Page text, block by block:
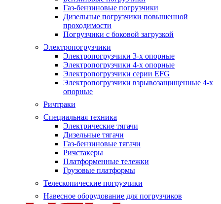
Газ-бензиновые погрузчики
Дизельные погрузчики повышенной
проходимости
Погрузчики с боковой загрузкой
Электропогрузчики
Электропогрузчики 3-х опорные
Электропогрузчики 4-х опорные
Электропогрузчики серии EFG
Электропогрузчики взрывозащищенные 4-х
опорные
Ричтраки
Специальная техника
Электрические тягачи
Дизельные тягачи
Газ-бензиновые тягачи
Ричстакеры
Платформенные тележки
Грузовые платформы
Телескопические погрузчики
Навесное оборудование для погрузчиков